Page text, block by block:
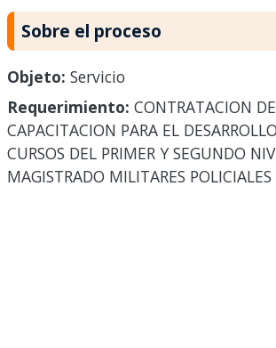
Sobre el proceso
Objeto: Servicio
Requerimiento: CONTRATACION
CAPACITACION PARA EL
CURSOS DEL PRIMER Y SEGUNDO
MAGISTRADO MILITARES POLICIALES